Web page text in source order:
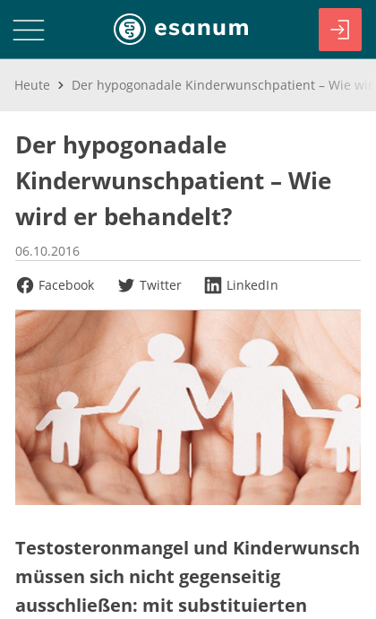
Heute
Der hypogonadale
Kinderwunschpatient – Wie
wird er behandelt?
06.10.2016
Facebook
Twitter LinkedIn
Testosteronmangel und Kinderwunsch
müssen sich nicht gegenseitig
ausschließen: mit substituierten